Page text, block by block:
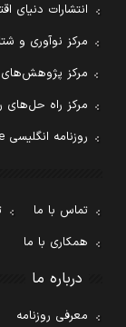
انتشارات دنیای
مرکز نوآوری و
مرکز پژوهش‌های
مرکز راه حل‌های
روزنامه انگلیسی Financial Tribune
تماس با ما
همکاری با ما
درباره ما
معرفی روزنامه